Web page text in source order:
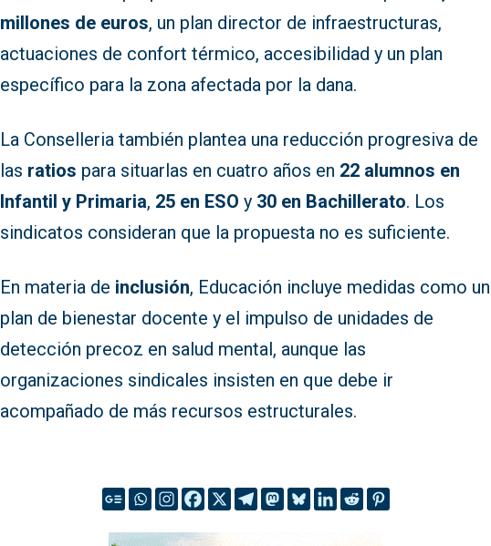
millones de euros, un plan director de infraestructuras,
actuaciones de confort térmico, accesibilidad y un plan
específico para la zona afectada por la dana.
La Conselleria también plantea una reducción progresiva de
las ratios para situarlas en cuatro años en 22 alumnos en
Infantil y Primaria, 25 en ESO y 30 en Bachillerato. Los
sindicatos consideran que la propuesta no es suficiente.
En materia de inclusión, Educación incluye medidas como un
plan de bienestar docente y el impulso de unidades de
detección precoz en salud mental, aunque las
organizaciones sindicales insisten en que debe ir
acompañado de más recursos estructurales.